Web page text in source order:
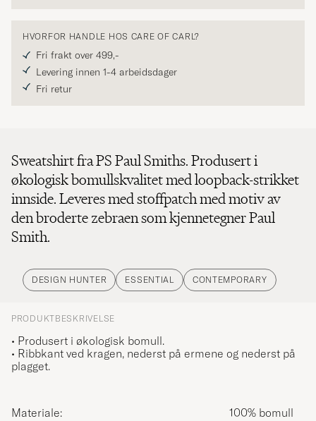
HVORFOR HANDLE HOS CARE OF CARL?
Fri frakt over 499,-
Levering innen 1-4 arbeidsdager
Fri retur
Sweatshirt fra PS Paul Smiths. Produsert i
økologisk bomullskvalitet med loopback-strikket
innside. Leveres med stoffpatch med motiv av
den broderte zebraen som kjennetegner Paul
Smith.
DESIGN HUNTER ESSENTIAL CONTEMPORARY
PRODUKTBESKRIVELSE
• Produsert i økologisk bomull.
• Ribbkant ved kragen, nederst på ermene og nederst på
plagget.
Materiale: 100% bomull